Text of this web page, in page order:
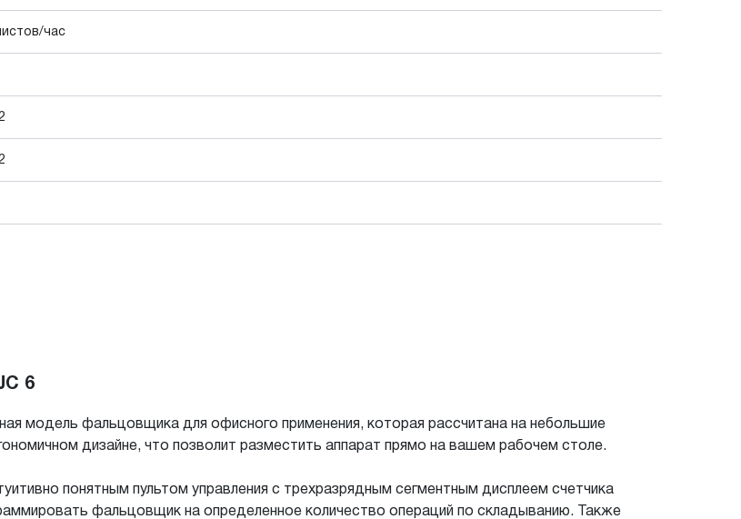
час
6
модель фальцовщика для офисного применения, которая рассчитана на небольшие
дизайне, что позволит разместить аппарат прямо на вашем рабочем столе.
понятным пультом управления с трехразрядным сегментным дисплеем счетчика
фальцовщик на определенное количество операций по складыванию. Также